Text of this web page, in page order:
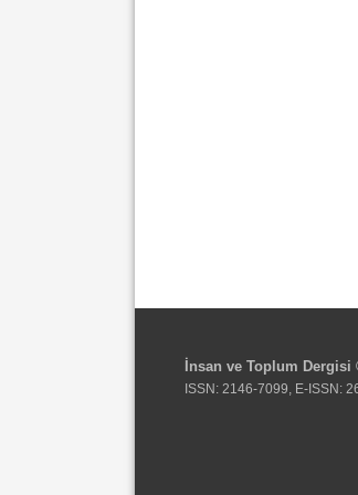
İnsan ve Toplum Dergisi
ISSN: 2146-7099, E-ISSN: